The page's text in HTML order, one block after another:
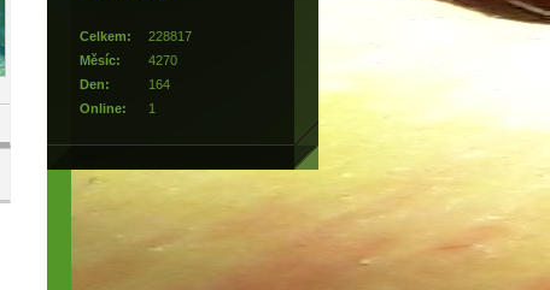
Online: 1
Celkem:
228817
Měsíc:
4270
Den:
164